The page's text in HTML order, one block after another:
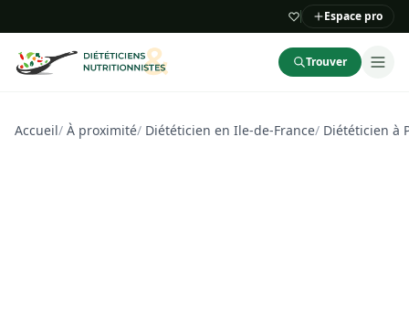
Espace pro
Trouver
Accueil/ À proximité/ Diététicien en Ile-de-France/ Diététicien à